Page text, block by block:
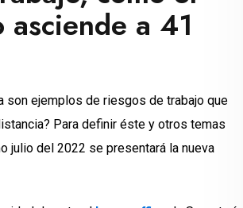
a 41
son ejemplos de riesgos de trabajo que
Para definir éste y otros temas
julio del 2022 se presentará la nueva